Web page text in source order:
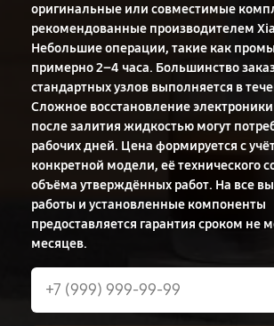
оригинальные или совместимые
рекомендованные производителем
Небольшие операции, такие как
примерно 2–4 часа. Большинство
стандартных узлов выполняется в
Сложное восстановление
после залития жидкостью могут
рабочих дней. Цена формируется с
конкретной модели, её технического
объёма утверждённых работ. На все
работы и установленные компоненты
предоставляется гарантия сроком не
месяцев.